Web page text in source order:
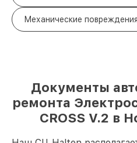
Механические повреждения
Документы
ремонта
CROSS V.2 в